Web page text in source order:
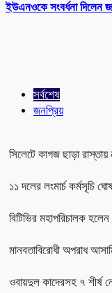
ইউএনওকে সংবর্ধনা দিলেন
সর্বশেষ
জনপ্রিয়
সিলেটে কাগজ ছাড়া
১১ দলের লংমার্চ কর্মসূচি
বিটিভির মহাপরিচালক
মানবতাবিরোধী অপরাধ
ওবায়দুল কাদেরসহ ৭ শীর্ষ